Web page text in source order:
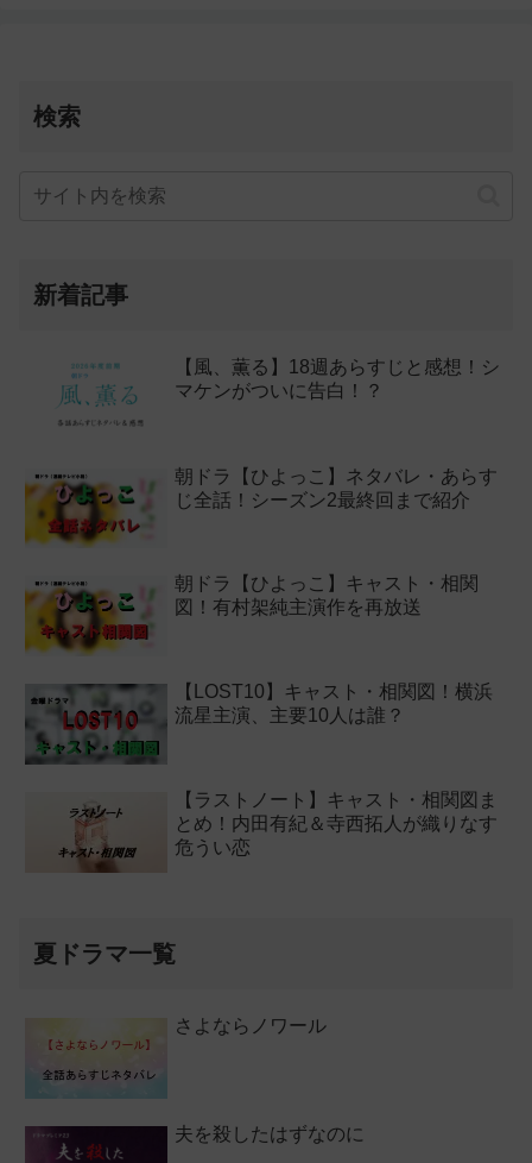
検索
新着記事
【風、薫る】18週あらすじと感想！シ
マケンがついに告白！？
朝ドラ【ひよっこ】ネタバレ・あらす
じ全話！シーズン2最終回まで紹介
朝ドラ【ひよっこ】キャスト・相関
図！有村架純主演作を再放送
【LOST10】キャスト・相関図！横浜
流星主演、主要10人は誰？
【ラストノート】キャスト・相関図ま
とめ！内田有紀＆寺西拓人が織りなす
危うい恋
夏ドラマ一覧
さよならノワール
夫を殺したはずなのに